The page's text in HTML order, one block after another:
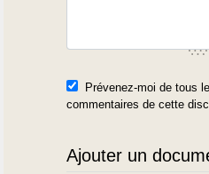
Prévenez-moi de tous
commentaires de cette
Ajouter un